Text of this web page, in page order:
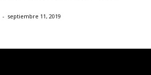
- septiembre 11, 2019